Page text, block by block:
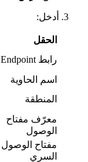
أدخل:
الحقل
رابط Endpoint
اسم الحاوية
المنطقة
معرّف مفتاح
الوصول
مفتاح الوصول
السري